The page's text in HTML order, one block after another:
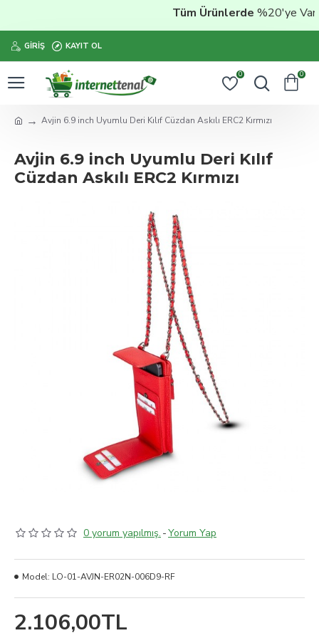
Tüm Ürünlerde%20'ye
GIRIŞ KAYIT OL
0 0
Avjin 6.9 inch Uyumlu Deri Kılıf Cüzdan Askılı ERC2 Kırmızı
Avjin 6.9 inch Uyumlu Deri Kılıf
Cüzdan Askılı ERC2 Kırmızı
0 yorum yapılmış. -Yorum Yap
2.106,00TL
Model: LO-01-AVJN-ER02N-006D9-RF